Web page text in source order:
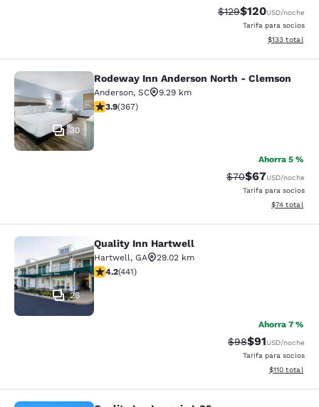
Precio tachado:
$129Precio con
$120USD/noche
Tarifa para socios
Ver detalles
$133 total
Rodeway Inn Anderson North -
30
Rodeway Inn Anderson North - Clemson
Anderson, SC
9.29 km
calificación de 3.85 estrellas. Bueno. 367 reseñas
3.9(367)
Ahorra 5 %
Precio tachado:
$70Precio con
$67USD/noche
Tarifa para socios
Ver detalles
$74 total
Quality Inn Hartwell
26
Quality Inn Hartwell
Hartwell, GA
29.02 km
calificación de 4.2 estrellas. Excelente. 441 reseñas
4.2(441)
Ahorra 7 %
Precio tachado:
$98Precio con
$91USD/noche
Tarifa para socios
Ver detalles
$110 total